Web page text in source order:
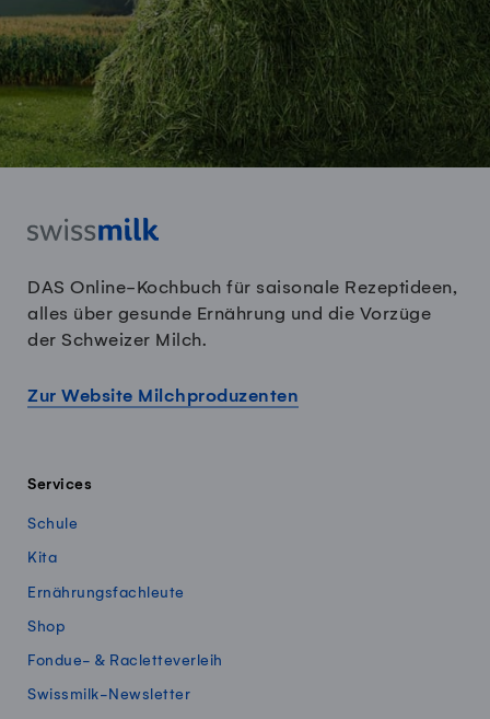
DAS Online-Kochbuch für saisonale Rezeptideen,
alles über gesunde Ernährung und die Vorzüge
der Schweizer Milch.
Zur Website Milchproduzenten
Services
Schule
Kita
Ernährungsfachleute
Shop
Fondue- & Racletteverleih
Swissmilk-Newsletter